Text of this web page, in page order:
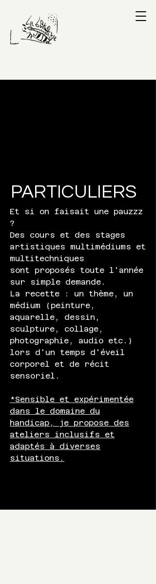
PARTICULIERS
Et si on faisait une pauzzz
?
Des cours et des stages
artistiques multimédiums et
multitechniques
sont proposés toute l'année
sur simple demande.
La recette : un thème, un
médium (peinture,
aquarelle, dessin,
sculpture, collage,
photographie, audio etc.)
lors d'un temps d'éveil
corporel et de récit
sensoriel.
*Sensible et expérimentée
dans le domaine du
handicap, je propose des
ateliers inclusifs et
adaptés à diverses
situations.